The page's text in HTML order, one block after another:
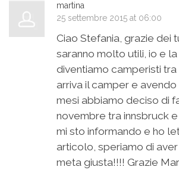
martina
25 settembre 2015 at 06:00
Ciao Stefania, grazie dei
saranno molto utili, io e
diventiamo camperisti
arriva il camper e avendo
mesi abbiamo deciso di
novembre tra innsbruck
mi sto informando e ho
articolo, speriamo di
meta giusta!!!! Grazie